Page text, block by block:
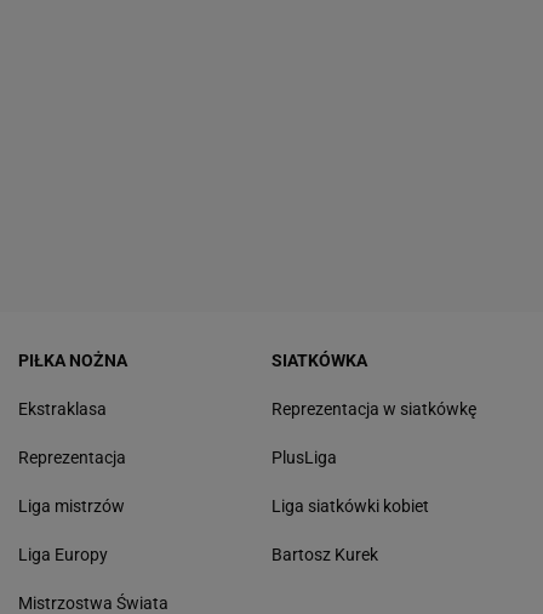
PIŁKA NOŻNA
Ekstraklasa
Reprezentacja
Liga mistrzów
Liga Europy
Mistrzostwa Świata
SIATKÓWKA
Reprezentacja w siatkówkę
PlusLiga
Liga siatkówki kobiet
Bartosz Kurek